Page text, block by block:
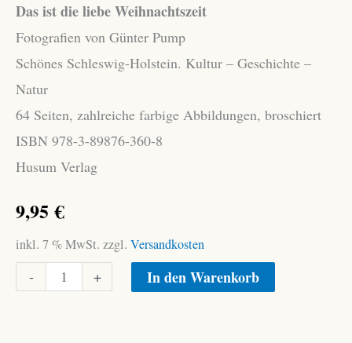
Das ist die liebe Weihnachtszeit
Fotografien von Günter Pump
Schönes Schleswig-Holstein. Kultur – Geschichte –
Natur
64 Seiten, zahlreiche farbige Abbildungen, broschiert
ISBN 978-3-89876-360-8
Husum Verlag
9,95€
inkl. 7 % MwSt. zzgl. Versandkosten
-
Hinrichsen,
+ In den Warenkorb